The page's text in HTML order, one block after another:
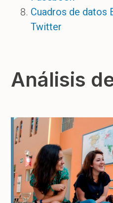
Cuadros de datos
Twitter
Análisis